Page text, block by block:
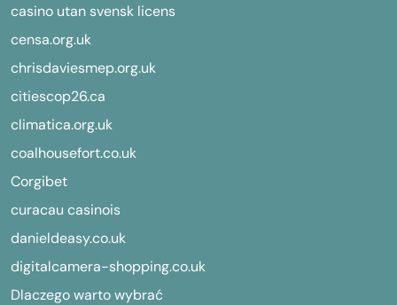
casino utan svensk licens
censa.org.uk
chrisdaviesmep.org.uk
citiescop26.ca
climatica.org.uk
coalhousefort.co.uk
Corgibet
curacau casinois
danieldeasy.co.uk
digitalcamera-shopping.co.uk
Dlaczego warto wybrać